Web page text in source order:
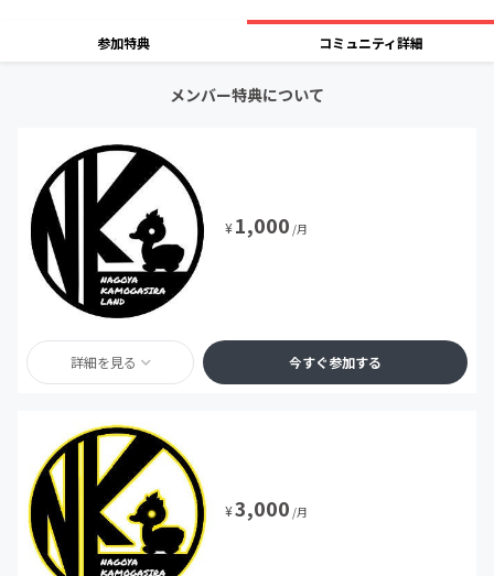
参加特典 コミュニティ詳細
メンバー特典について
¥1,000 /月
詳細を見る 今すぐ参加する
¥3,000 /月